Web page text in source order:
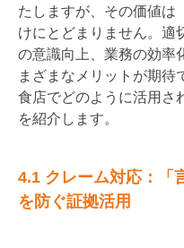
たしますが、その価値は
けにとどまりません。適
の意識向上、業務の効率
まざまなメリットが期待
食店でどのように活用さ
を紹介します。
4.1 クレーム対応：「
を防ぐ証拠活用